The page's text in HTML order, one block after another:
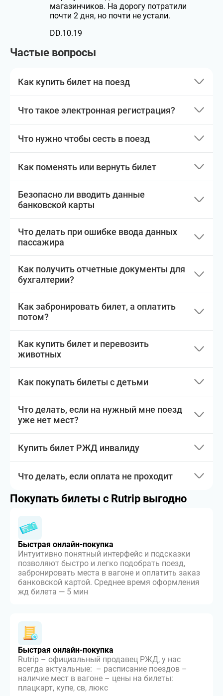
магазинчиков. На дорогу потратили
почти 2 дня, но почти не устали.
DD.10.19
Частые вопросы
Как купить билет на поезд
Что такое электронная регистрация?
Что нужно чтобы сесть в поезд
Как поменять или вернуть билет
Безопасно ли вводить данные
банковской карты
Что делать при ошибке ввода данных
пассажира
Как получить отчетные документы для
бухгалтерии?
Как забронировать билет, а оплатить
потом?
Как купить билет и перевозить
животных
Как покупать билеты с детьми
Что делать, если на нужный мне поезд
уже нет мест?
Купить билет РЖД инвалиду
Что делать, если оплата не проходит
Покупать билеты с Rutrip выгодно
Быстрая онлайн-покупка
Интуитивно понятный интерфейс и подсказки
позволяют быстро и легко подобрать поезд,
забронировать места в вагоне и оплатить заказ
банковской картой. Среднее время оформления
жд билета — 5 мин
Быстрая онлайн-покупка
Rutrip – официальный продавец РЖД, у нас
всегда актуальные: – расписание поездов –
наличие мест в вагоне – цены на билеты:
плацкарт, купе, св, люкс